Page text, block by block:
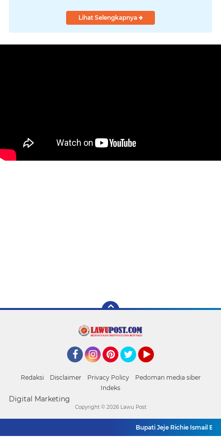
Lihat Selengkapnya
Redaksi Disclaimer Privacy Policy
Pedoman media siber
Indeks
Digital Marketing
Bupati Jeje Richie Ismail
Copyright © 2026 Lawu Post